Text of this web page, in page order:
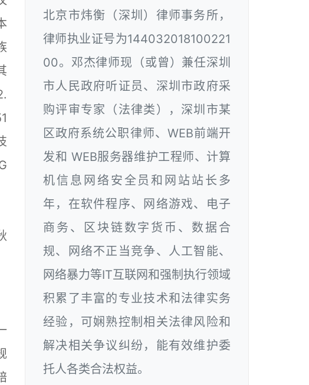
北京市炜衡（深圳）律师事务所，
律师执业证号为144032018100221
00。邓杰律师现（或曾）兼任深圳
市人民政府听证员、深圳市政府采
购评审专家（法律类），深圳市某
区政府系统公职律师、WEB前端开
发和 WEB服务器维护工程师、计算
机信息网络安全员和网站站长多
年，在软件程序、网络游戏、电子
商务、区块链数字货币、数据合
规、网络不正当竞争、人工智能、
网络暴力等IT互联网和强制执行领域
积累了丰富的专业技术和法律实务
经验，可娴熟控制相关法律风险和
解决相关争议纠纷，能有效维护委
托人各类合法权益。